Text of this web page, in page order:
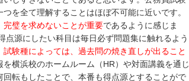
を全て理解することはほぼ不可能に近いです。
完璧を求めないことが重要であるように感じま
源にしたい科目は毎日必ず問題集に触れるよう
試験種によっては、過去問の焼き直しが出ること
横浜校のホームルーム（HR）や対面講義を通じ
転もしたことで、本番も得点源とすることがで